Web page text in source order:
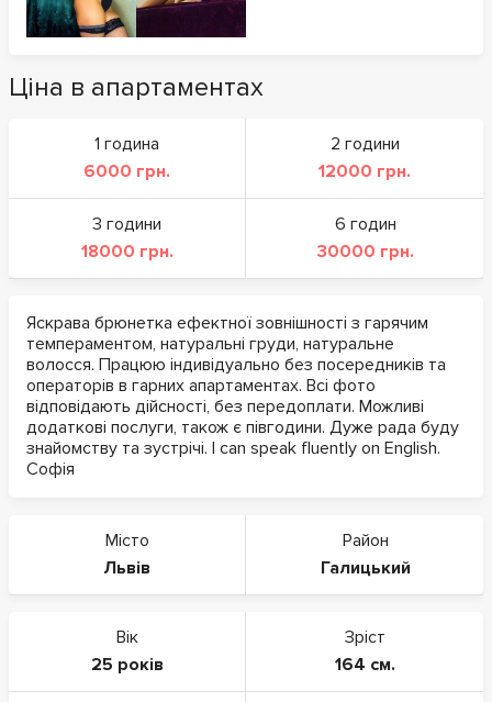
Ціна в апартаментах
1 година
6000 грн.
2 години
12000 грн.
3 години
18000 грн.
6 годин
30000 грн.
Яскрава брюнетка ефектної зовнішності з гарячим
темпераментом, натуральні груди, натуральне
волосся. Працюю індивідуально без посередників та
операторів в гарних апартаментах. Всі фото
відповідають дійсності, без передоплати. Можливі
додаткові послуги, також є півгодини. Дуже рада буду
знайомству та зустрічі. I can speak fluently on English.
Софія
Місто
Львів
Район
Галицький
Вік
25 років
Зріст
164 см.